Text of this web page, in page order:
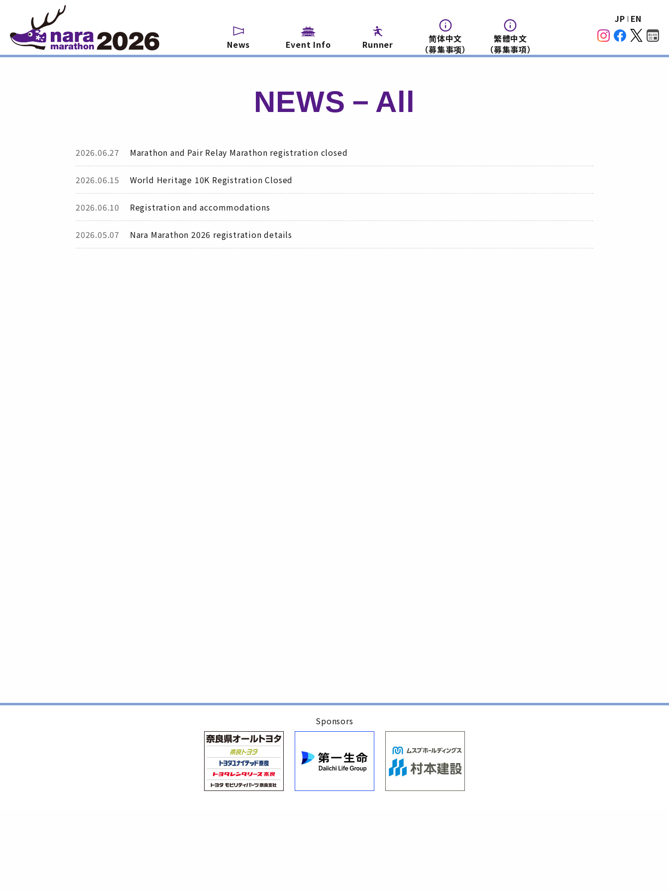
News Event Info Runner
简体中文
（募集事项）
繁體中文
（募集事項）
JP EN
NEWS－All
2026.06.27 Marathon and Pair Relay Marathon registration closed
2026.06.15 World Heritage 10K Registration Closed
2026.06.10 Registration and accommodations
2026.05.07 Nara Marathon 2026 registration details
Sponsors